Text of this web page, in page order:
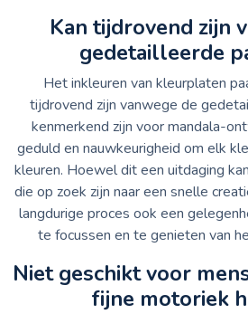
Kan tijdrovend zijn
gedetailleerde
Het inkleuren van kleurplaten
tijdrovend zijn vanwege de
kenmerkend zijn voor mandala-
geduld en nauwkeurigheid om elk
kleuren. Hoewel dit een uitdaging
die op zoek zijn naar een snelle
langdurige proces ook een
te focussen en te genieten van
Niet geschikt voor
fijne motoriek